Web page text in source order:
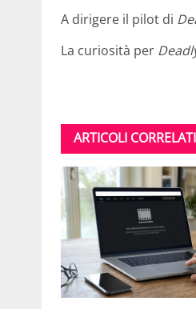
A dirigere il pilot di
La curiosità per
ARTICOLI CORRELATI